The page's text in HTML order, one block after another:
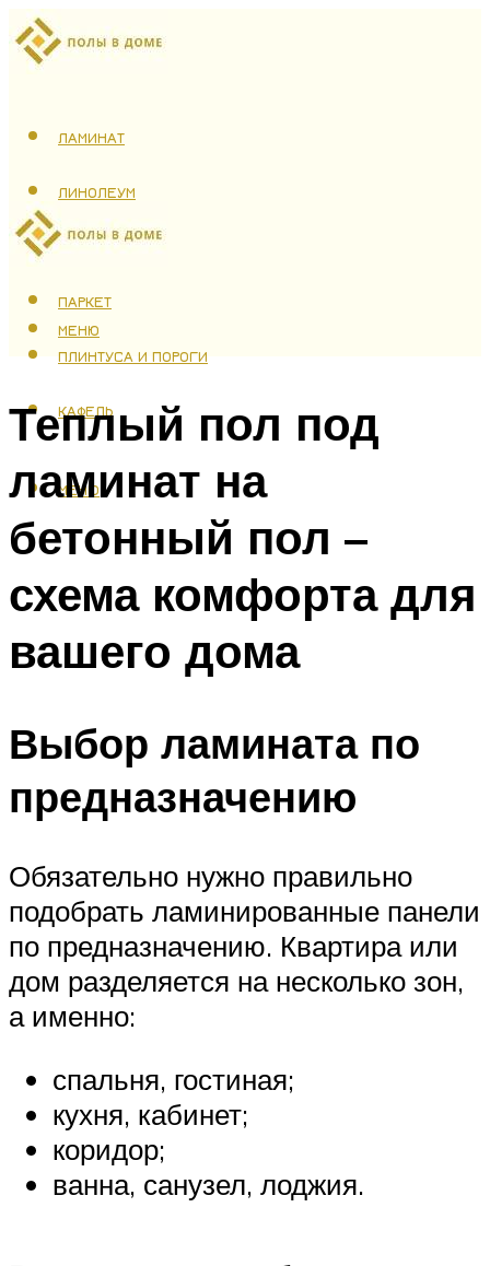
ЛАМИНАТ
ЛИНОЛЕУМ
ТЕПЛЫЙ ПОЛ
ПАРКЕТ
ПЛИНТУСА И ПОРОГИ
КАФЕЛЬ
МЕНЮ
МЕНЮ
Теплый пол под
ламинат на
бетонный пол –
схема комфорта для
вашего дома
Выбор ламината по
предназначению
Обязательно нужно правильно
подобрать ламинированные панели
по предназначению. Квартира или
дом разделяется на несколько зон,
а именно:
спальня, гостиная;
кухня, кабинет;
коридор;
ванна, санузел, лоджия.